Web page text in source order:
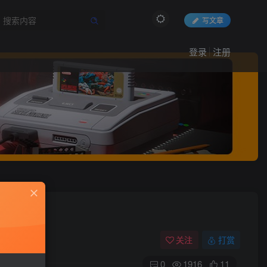
写文章
登录 注册
关注 打赏
0 1916 11